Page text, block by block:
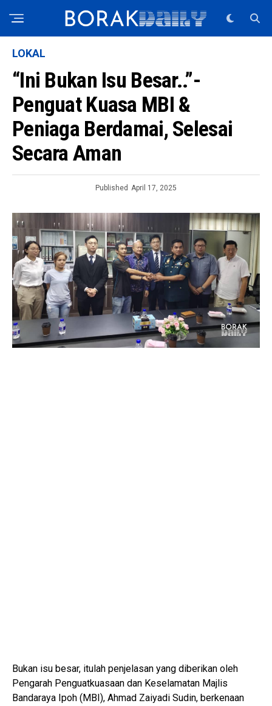
LOKAL
“Ini Bukan Isu Besar..”-
Penguat Kuasa MBI &
Peniaga Berdamai, Selesai
Secara Aman
Published April 17, 2025
Bukan isu besar, itulah penjelasan yang diberikan oleh
Pengarah Penguatkuasaan dan Keselamatan Majlis
Bandaraya Ipoh (MBI), Ahmad Zaiyadi Sudin, berkenaan